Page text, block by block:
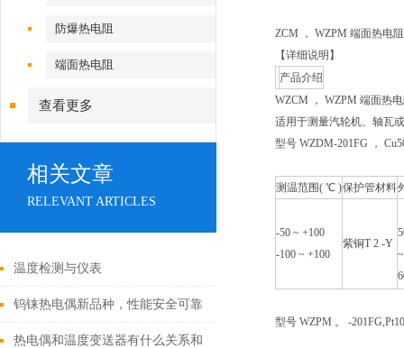
防爆热电阻
端面热电阻
查看更多
相关文章
RELEVANT ARTICLES
温度检测与仪表
钨铼热电偶新品种，性能安全可靠
热电偶和温度变送器有什么关系和
ZCM ， WZPM 端面热电
【详细说明】
产品介绍
WZCM ， WZPM 端面热
适用于测量汽轮机、轴瓦
型号 WZDM-201FG ，
测温范围( ℃ )保护管材料
-50 ~ +100
-100 ~ +100
紫铜T 2 -Y
型号 WZPM 。 -